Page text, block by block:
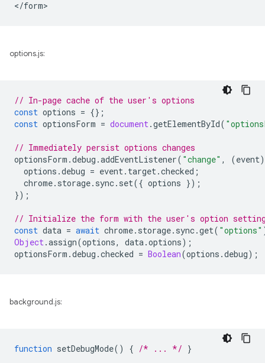
options.js:
// In-page cache of the user's options
const options = {};
const optionsForm = document.getElementById(
// Immediately persist options changes
optionsForm .debug .addEventListener( "change" , (event)
options .debug = event. target.checked ;
chrome. storage. sync. set({ options });
});
// Initialize the form with the user's option
const data = await chrome. storage. sync.get( "options"
Object.assign(options, data.options);
optionsForm .debug .checked = Boolean(options .debug);
background.js:
function setDebugMode() { /* ... */ }